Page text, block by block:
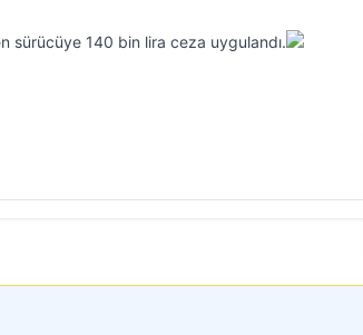
sürücüye 140 bin lira ceza uygulandı.